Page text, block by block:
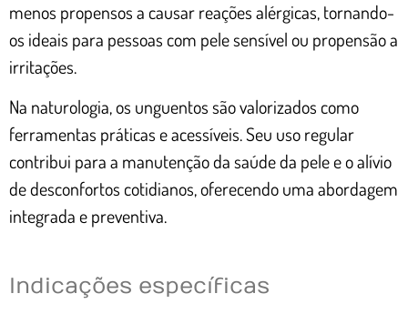
menos propensos a causar reações alérgicas, tornando-
os ideais para pessoas com pele sensível ou propensão a
irritações.
Na naturologia, os unguentos são valorizados como
ferramentas práticas e acessíveis. Seu uso regular
contribui para a manutenção da saúde da pele e o alívio
de desconfortos cotidianos, oferecendo uma abordagem
integrada e preventiva.
Indicações específicas